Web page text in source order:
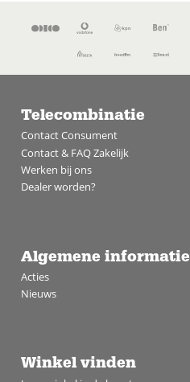
Telecombinatie
Contact Consument
Contact & FAQ Zakelijk
Werken bij ons
Dealer worden?
Algemene informatie
Acties
Nieuws
Winkel vinden